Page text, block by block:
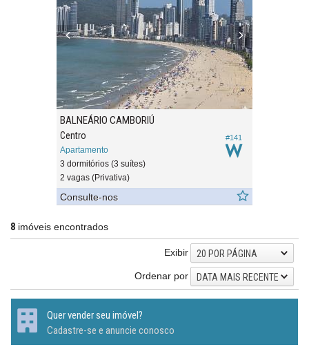
#141
BALNEÁRIO CAMBORIÚ
Centro
Apartamento
3 dormitórios (3 suítes)
2 vagas (Privativa)
Consulte-nos
8 imóveis encontrados
Exibir
20 POR PÁGINA
Ordenar por
DATA MAIS RECENTE
Quer vender seu imóvel?
Cadastre-se e anuncie conosco